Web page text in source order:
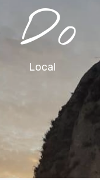
Local